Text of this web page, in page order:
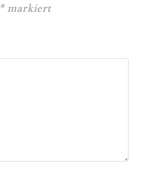
*markiert